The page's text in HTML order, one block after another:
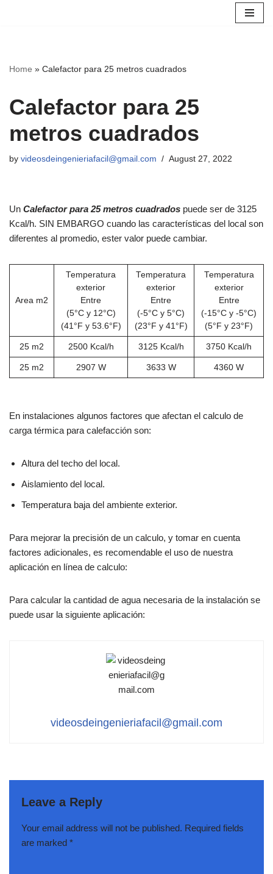
Home » Calefactor para 25 metros cuadrados
Calefactor para 25
metros cuadrados
by videosdeingenieriafacil@gmail.com August 27, 2022
Un Calefactor para 25 metros cuadrados puede ser de 3125
Kcal/h. SIN EMBARGO cuando las características del local son
diferentes al promedio, ester valor puede cambiar.
Area m2
Temperatura
exterior
Entre
(5°C y 12°C)
(41°F y 53.6°F)
Temperatura
exterior
Entre
(-5°C y 5°C)
(23°F y 41°F)
Temperatura
exterior
Entre
(-15°C y -5°C)
(5°F y 23°F)
25 m2 2500 Kcal/h 3125 Kcal/h 3750 Kcal/h
25 m2 2907 W 3633 W 4360 W
En instalaciones algunos factores que afectan el calculo de
carga térmica para calefacción son:
Altura del techo del local.
Aislamiento del local.
Temperatura baja del ambiente exterior.
Para mejorar la precisión de un calculo, y tomar en cuenta
factores adicionales, es recomendable el uso de nuestra
aplicación en línea de calculo:
Para calcular la cantidad de agua necesaria de la instalación se
puede usar la siguiente aplicación:
videosdeingenieriafacil@gmail.com
Leave a Reply
Your email address will not be published. Required fields
are marked *